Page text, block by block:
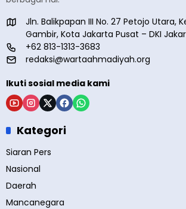
Jln. Balikpapan III No. 27 Petojo Utara,
Gambir, Kota Jakarta Pusat – DKI
+62 813-1313-3683
redaksi@wartaahmadiyah.org
Ikuti sosial media kami
Kategori
Siaran Pers
Nasional
Daerah
Mancanegara